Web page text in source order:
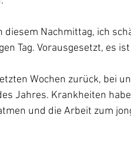
Nachmittag, ich
Tag. Vorausgesetzt, es
Wochen zurück, bei
Jahres. Krankheiten
und die Arbeit zum